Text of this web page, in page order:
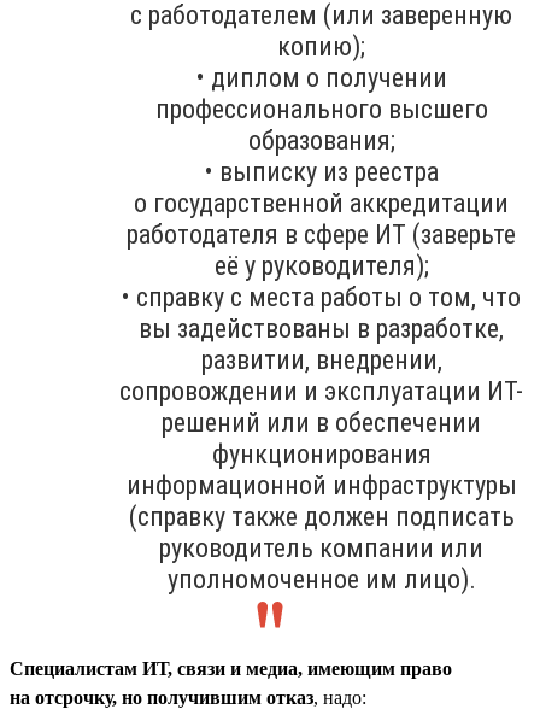
с работодателем (или заверенную
копию);
• диплом о получении
профессионального высшего
образования;
• выписку из реестра
о государственной аккредитации
работодателя в сфере ИТ (заверьте
её у руководителя);
• справку с места работы о том, что
вы задействованы в разработке,
развитии, внедрении,
сопровождении и эксплуатации ИТ-
решений или в обеспечении
функционирования
информационной инфраструктуры
(справку также должен подписать
руководитель компании или
уполномоченное им лицо).
Специалистам ИТ, связи и медиа, имеющим право
на отсрочку, но получившим отказ, надо: